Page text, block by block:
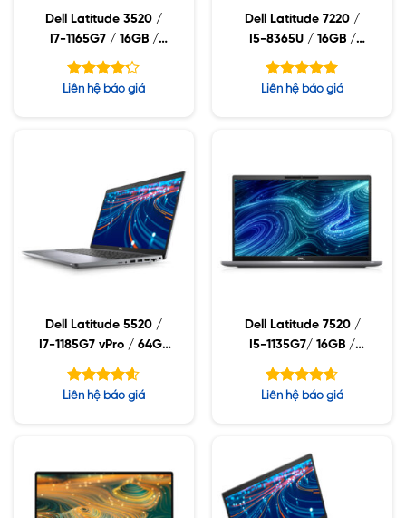
Dell Latitude 3520 /
I7-1165G7 / 16GB /
512GB SSD / MX450
Được xếp
Liên hệ báo giá
Dell Latitude 7220 /
I5-8365U / 16GB /
512GB SSD / 11.6 FHD /
MIC / WIN10
Được xếp
Liên hệ báo giá
Dell Latitude 5520 /
I7-1185G7 vPro / 64GB
/ 512GB SSD / MX450
/ 15.6FHD / FHD+IR
CAMERA / WIN10
Được xếp
Liên hệ báo giá
Dell Latitude 7520 /
I5-1135G7/ 16GB /
512GB SSD / 15.6FHD /
FHD IR CAMERA / MIC
/ WIN10
Được xếp
Liên hệ báo giá